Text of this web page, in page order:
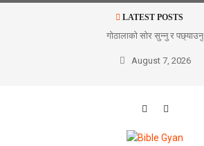
LATEST POSTS
गोठालाको सोर सुन्नु र पछ्याउनु
August 7, 2026